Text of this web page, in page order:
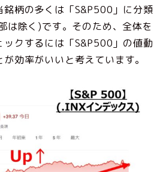
銘柄の多くは「S&P500」に分類
は除く)です。そのため、全体を
ックするには「S&P500」の値動
効率がいいと考えています。